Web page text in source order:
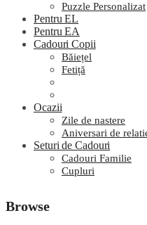
Puzzle Personalizat
Pentru EL
Pentru EA
Cadouri Copii
Băiețel
Fetiță
Ocazii
Zile de nastere
Aniversari de
Seturi de Cadouri
Cadouri Familie
Cupluri
Browse